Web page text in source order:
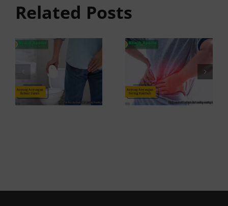
Related Posts
Darah:
Penyebab
dan Kapan
ke Dokter
Kambuh
dan Cara
Atasinya